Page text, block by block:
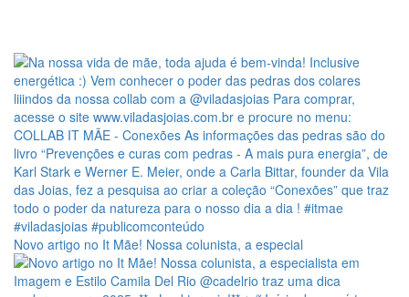
Novo artigo no It Mãe! Nossa colunista, a especial